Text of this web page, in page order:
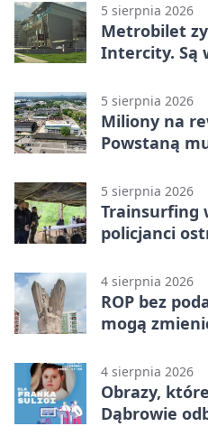
5 sierpnia 2026
Metrobilet
Intercity. Są
5 sierpnia 2026
Miliony na
Powstaną
5 sierpnia 2026
Trainsurfing
policjanci
4 sierpnia 2026
ROP bez
mogą
4 sierpnia 2026
Obrazy,
Dąbrowie